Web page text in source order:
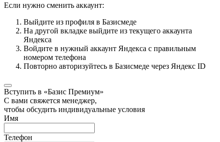
Если нужно сменить аккаунт:
Выйдите из профиля в Базисмеде
На другой вкладке выйдите из текущего аккаунта
Яндекса
Войдите в нужный аккаунт Яндекса с правильным
номером телефона
Повторно авторизуйтесь в Базисмеде через Яндекс ID
Вступить в «Базис Премиум»
С вами свяжется менеджер,
чтобы обсудить индивидуальные условия
Имя
Телефон